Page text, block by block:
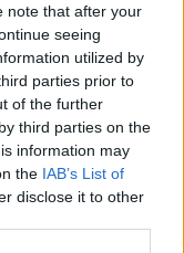
note that after your
seeing
utilized by
parties prior to
of the further
third parties on the
information may
the IAB’s List of
disclose it to other